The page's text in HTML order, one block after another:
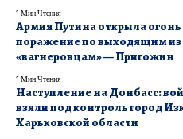
1 Мин Чтения
Армия Путина открыла
поражение по выходящим из
«вагнеровцам» — Пригожин
1 Мин Чтения
Наступление на Донбасс:
взяли под контроль город
Харьковской области